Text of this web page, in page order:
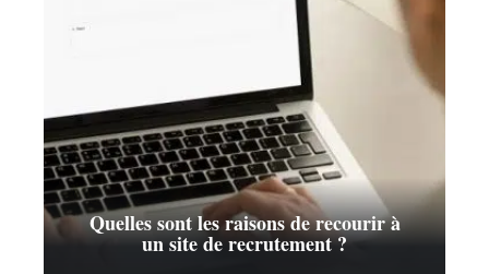
Quelles sont les raisons de recourir à
un site de recrutement ?